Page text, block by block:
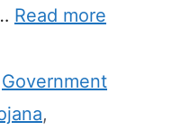
Read more
Government
,